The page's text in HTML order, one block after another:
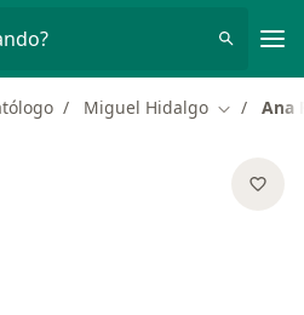
Miguel Hidalgo Cambiar
Ana